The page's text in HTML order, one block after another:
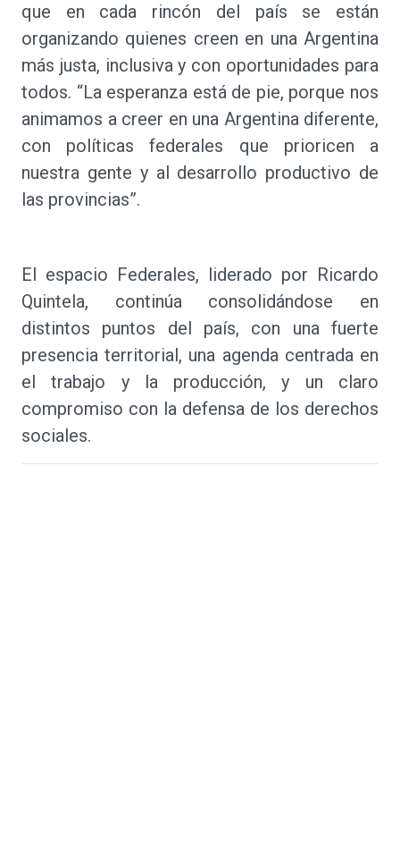
que en cada rincón del país se están
organizando quienes creen en una Argentina
más justa, inclusiva y con oportunidades para
todos. “La esperanza está de pie, porque nos
animamos a creer en una Argentina diferente,
con políticas federales que prioricen a
nuestra gente y al desarrollo productivo de
las provincias”.
El espacio Federales, liderado por Ricardo
Quintela, continúa consolidándose en
distintos puntos del país, con una fuerte
presencia territorial, una agenda centrada en
el trabajo y la producción, y un claro
compromiso con la defensa de los derechos
sociales.